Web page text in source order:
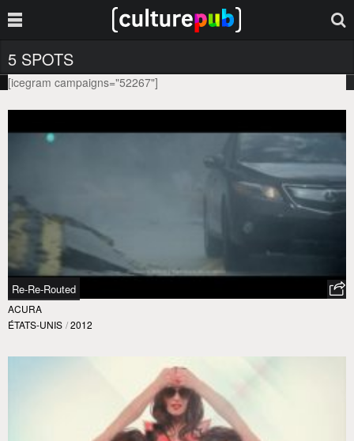
5 SPOTS
[icegram campaigns="52267"]
Re-Re-Routed
ACURA
ÉTATS-UNIS / 2012